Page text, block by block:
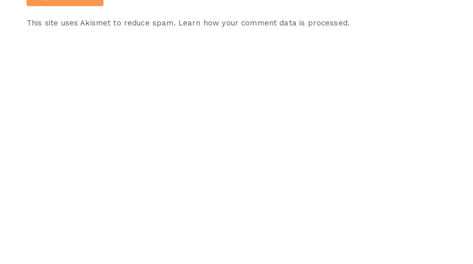
This site uses Akismet to reduce spam. Learn how your comment data is processed.